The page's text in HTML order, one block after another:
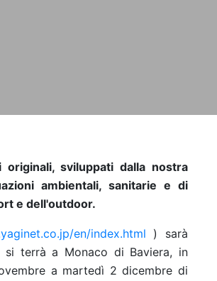
sviluppati dalla nostra
ambientali, sanitarie e di
e dell'outdoor.
en/index.html ) sarà
si terrà a Monaco di Baviera, in
a martedì 2 dicembre di